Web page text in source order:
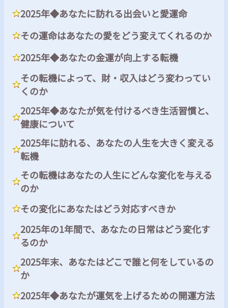
2025年◆あなたに訪れる出会いと愛運命
その運命はあなたの愛をどう変えてくれるのか
2025年◆あなたの金運が向上する転機
その転機によって、財・収入はどう変わってい
くのか
2025年◆あなたが気を付けるべき生活習慣と、
健康について
2025年に訪れる、あなたの人生を大きく変える
転機
その転機はあなたの人生にどんな変化を与える
のか
その変化にあなたはどう対応すべきか
2025年の1年間で、あなたの日常はどう変化す
るのか
2025年末、あなたはどこで誰と何をしているの
か
2025年◆あなたが運気を上げるための開運方法